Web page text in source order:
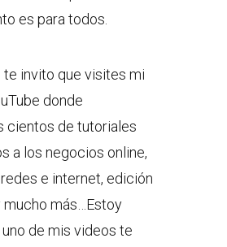
es para todos.
te invito que visites mi
donde
cientos de tutoriales
a los negocios online,
e internet, edición
mucho más…Estoy
de mis videos te